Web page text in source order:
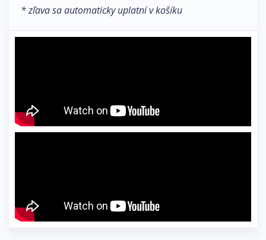
* zľava sa automaticky uplatní v košíku